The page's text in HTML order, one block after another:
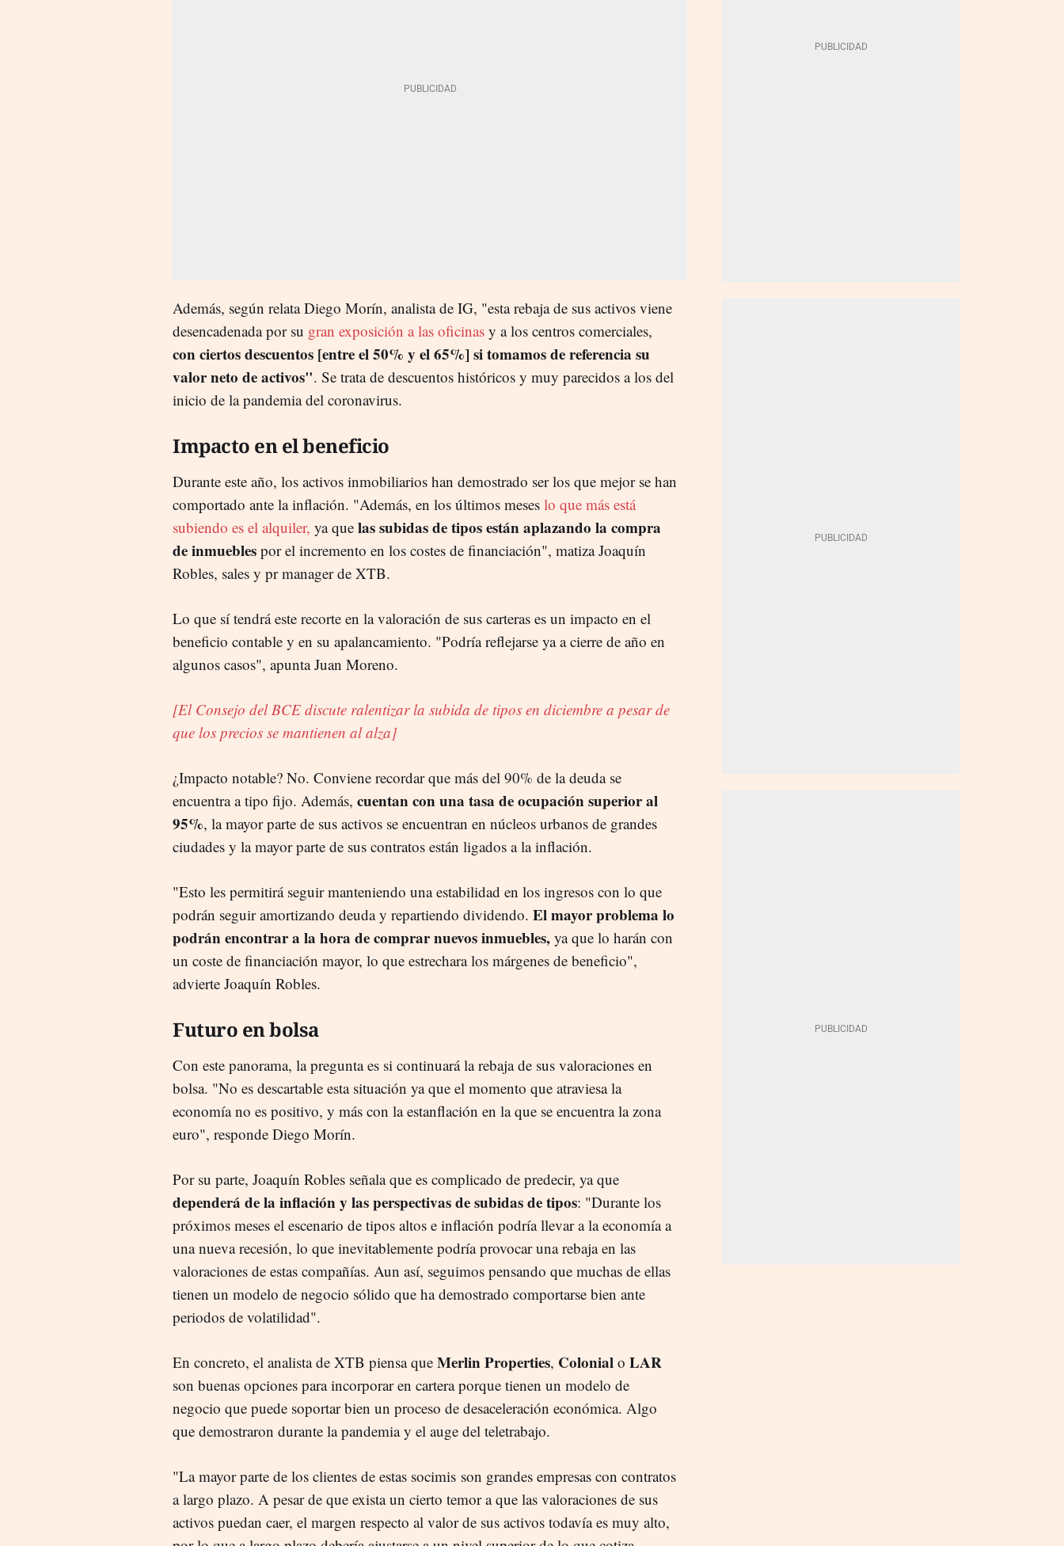
Además, según relataDiego Morín, analista de IG, "estarebaja de sus activos viene
desencadenada por su gran exposición a las oficinas y a los centros comerciales,
con ciertos descuentos [entre el 50% y el 65%] si tomamos de referencia su
valor neto de activos". Se trata de descuentos históricos y muy parecidos a los del
inicio de la pandemia del coronavirus.
Impacto en el beneficio
Durante este año, los activos inmobiliarios han demostrado ser los que mejor se han
comportado ante la inflación. "Además, en los últimos meses lo que más está
subiendo es el alquiler, ya que las subidas de tipos están aplazando la compra
de inmuebles por el incremento en los costes de financiación", matiza Joaquín
Robles, sales y pr manager de XTB.
Lo que sí tendrá este recorte en la valoración de sus carteras es un impacto en el
beneficio contable y en su apalancamiento. "Podría reflejarse ya a cierre de año en
algunos casos", apunta Juan Moreno.
[El Consejo del BCE discute ralentizar la subida de tipos en diciembre a pesar de
que los precios se mantienen al alza]
¿Impacto notable? No. Conviene recordar que más del 90% de la deuda se
encuentra a tipo fijo. Además, cuentan con una tasa de ocupación superior al
95%, la mayor parte de sus activos se encuentran en núcleos urbanos de grandes
ciudades y la mayor parte de sus contratos están ligados a la inflación.
"Esto les permitirá seguir manteniendo una estabilidad en los ingresos con lo que
podrán seguir amortizando deuda y repartiendo dividendo. El mayor problema lo
podrán encontrar a la hora de comprar nuevos inmuebles, ya que lo harán con
un coste de financiación mayor, lo que estrechara los márgenes de beneficio",
advierte Joaquín Robles.
Futuro en bolsa
Con este panorama, la pregunta es si continuará la rebaja de sus valoraciones en
bolsa. "No es descartable esta situación ya que el momento que atraviesa la
economía no es positivo, y más con la estanflación en la que se encuentra la zona
euro", responde Diego Morín.
Porsu parte, Joaquín Robles señala que es complicado de predecir, ya que
dependerá de la inflación y las perspectivas de subidas de tipos: "Durante los
próximos meses el escenario de tipos altos e inflación podría llevar a la economía a
una nueva recesión, lo que inevitablemente podría provocar una rebaja en las
valoraciones de estas compañías. Aun así, seguimos pensando que muchas de ellas
tienen un modelo de negocio sólido que ha demostrado comportarse bien ante
periodos de volatilidad".
En concreto, el analista de XTB piensa que Merlin Properties, Colonial o LAR
son buenas opciones para incorporar en cartera porque tienen un modelo de
negocio que puede soportar bien un proceso de desaceleración económica. Algo
que demostraron durante la pandemia y el auge del teletrabajo.
"La mayor parte de los clientes de estas socimis son grandes empresas con contratos
a largo plazo. A pesar de que exista un cierto temor a que las valoraciones de sus
activos puedan caer, el margen respecto al valor de sus activos todavía es muy alto,